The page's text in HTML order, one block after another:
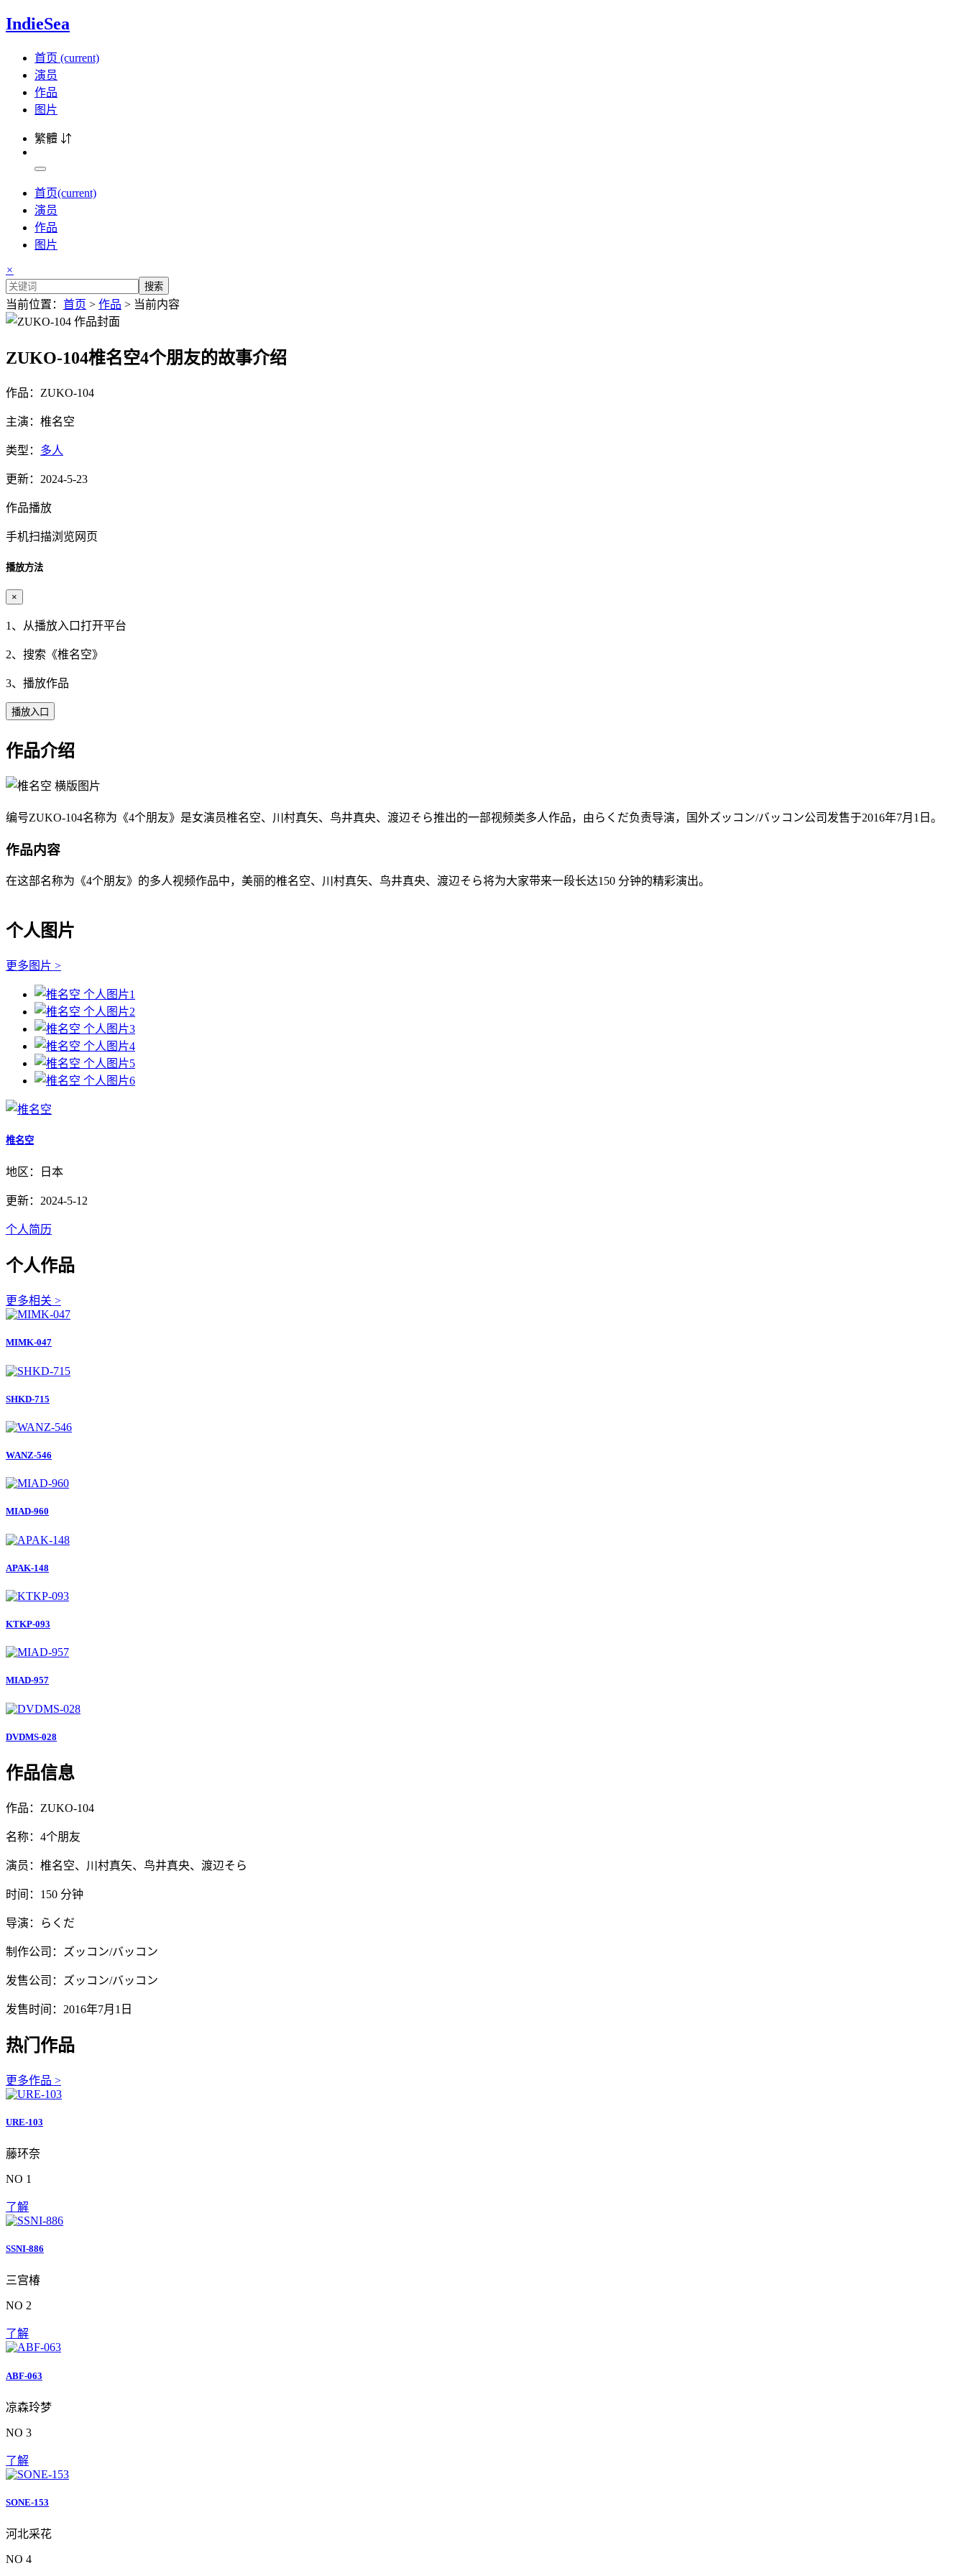
IndieSea
首页 (current)
演员
作品
图片
繁體 ⇵
首页(current)
演员
作品
图片
×
搜索
当前位置： 首页 > 作品 > 当前内容
ZUKO-104椎名空4个朋友的故事介绍
作品：ZUKO-104
主演：椎名空
类型： 多人
更新：2024-5-23
作品播放
手机扫描浏览网页
播放方法
×
1、从播放入口打开平台
2、搜索《椎名空》
3、播放作品
播放入口
作品介绍
编号ZUKO-104名称为《4个朋友》是女演员椎名空、川村真矢、鸟井真央、渡辺そら推出的一部视频类多人作品，由らくだ负责导演，国外ズッコン/バッコン公司发售于2016年7月1日。
作品内容
在这部名称为《4个朋友》的多人视频作品中，美丽的椎名空、川村真矢、鸟井真央、渡辺そら将为大家带来一段长达150 分钟的精彩演出。
个人图片
更多图片 >
椎名空
地区：日本
更新：2024-5-12
个人简历
个人作品
更多相关 >
MIMK-047
SHKD-715
WANZ-546
MIAD-960
APAK-148
KTKP-093
MIAD-957
DVDMS-028
作品信息
作品：ZUKO-104
名称：4个朋友
演员：椎名空、川村真矢、鸟井真央、渡辺そら
时间：150 分钟
导演：らくだ
制作公司：ズッコン/バッコン
发售公司：ズッコン/バッコン
发售时间：2016年7月1日
热门作品
更多作品 >
URE-103
藤环奈
NO 1
了解
SSNI-886
三宫椿
NO 2
了解
ABF-063
凉森玲梦
NO 3
了解
SONE-153
河北采花
NO 4